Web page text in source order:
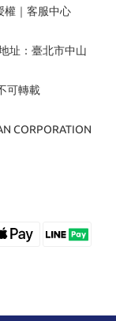
權 ｜ 客服中心
址：臺北市中山
可轉載
CORPORATION